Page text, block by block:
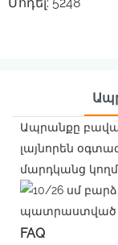
Ապրանքը
լայնորեն
մարդկանց
FAQ